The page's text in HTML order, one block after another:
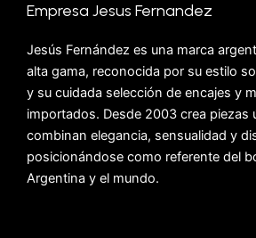
Empresa Jesus Fernandez
Jesús Fernández es una marca
alta gama, reconocida por su estilo
y su cuidada selección de encajes y
importados. Desde 2003 crea piezas
combinan elegancia, sensualidad y
posicionándose como referente del
Argentina y el mundo.